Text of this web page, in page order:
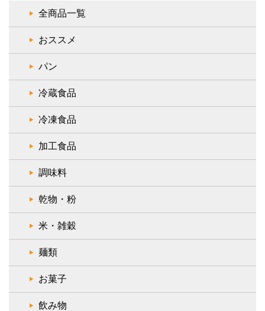
全商品一覧
おススメ
パン
冷蔵食品
冷凍食品
加工食品
調味料
乾物・粉
米・雑穀
麺類
お菓子
飲み物